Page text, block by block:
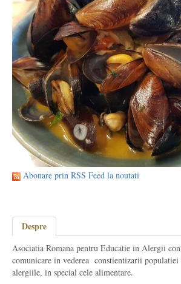
Abonare prin RSS Feed la noutati
Despre
Asociatia Romana pentru Educatie in Alergii
comunicare in vederea constientizarii populatiei
alergiile, in special cele alimentare.